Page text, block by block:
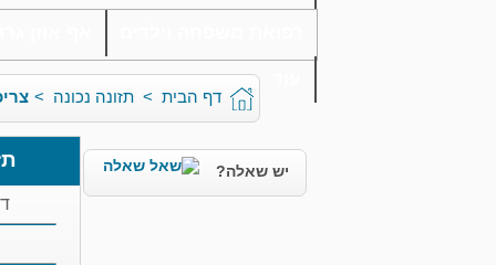
דף הבית > תזונה נכונה >
יש שאלה?